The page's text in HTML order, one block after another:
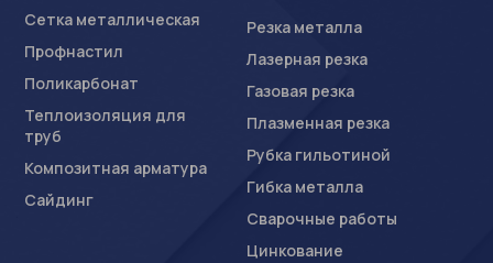
Сетка металлическая
Профнастил
Поликарбонат
Теплоизоляция для
труб
Композитная арматура
Сайдинг
Резка металла
Лазерная резка
Газовая резка
Плазменная резка
Рубка гильотиной
Гибка металла
Сварочные работы
Цинкование